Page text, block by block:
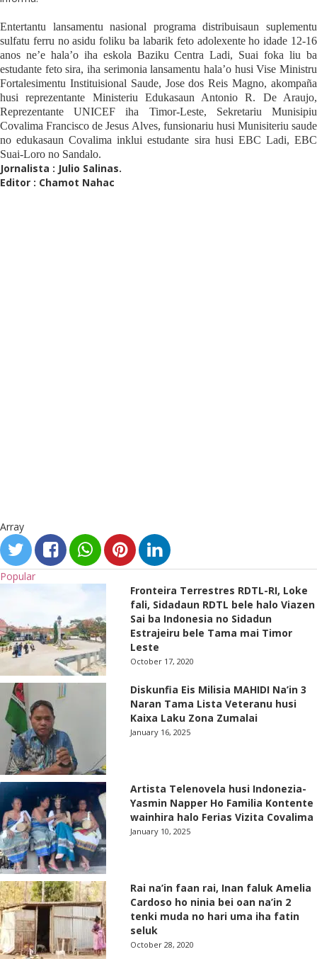
Entertantu lansamentu nasional programa distribuisaun suplementu
sulfatu ferru no asidu foliku ba labarik feto adolexente ho idade 12-16
anos ne’e hala’o iha eskola Baziku Centra Ladi, Suai foka liu ba
estudante feto sira, iha serimonia lansamentu hala’o husi Vise Ministru
Fortalesimentu Instituisional Saude, Jose dos Reis Magno, akompaña
husi reprezentante Ministeriu Edukasaun Antonio R. De Araujo,
Reprezentante UNICEF iha Timor-Leste, Sekretariu Munisipiu
Covalima Francisco de Jesus Alves, funsionariu husi Munisiteriu saude
no edukasaun Covalima inklui estudante sira husi EBC Ladi, EBC
Suai-Loro no Sandalo.
Jornalista : Julio Salinas.
Editor : Chamot Nahac
Array
Popular
Fronteira Terrestres RDTL-RI, Loke
fali, Sidadaun RDTL bele halo Viazen
Sai ba Indonesia no Sidadun
Estrajeiru bele Tama mai Timor
Leste
October 17, 2020
Diskunfia Eis Milisia MAHIDI Na’in 3
Naran Tama Lista Veteranu husi
Kaixa Laku Zona Zumalai
January 16, 2025
Artista Telenovela husi Indonezia-
Yasmin Napper Ho Familia Kontente
wainhira halo Ferias Vizita Covalima
January 10, 2025
Rai na’in faan rai, Inan faluk Amelia
Cardoso ho ninia bei oan na’in 2
tenki muda no hari uma iha fatin
seluk
October 28, 2020